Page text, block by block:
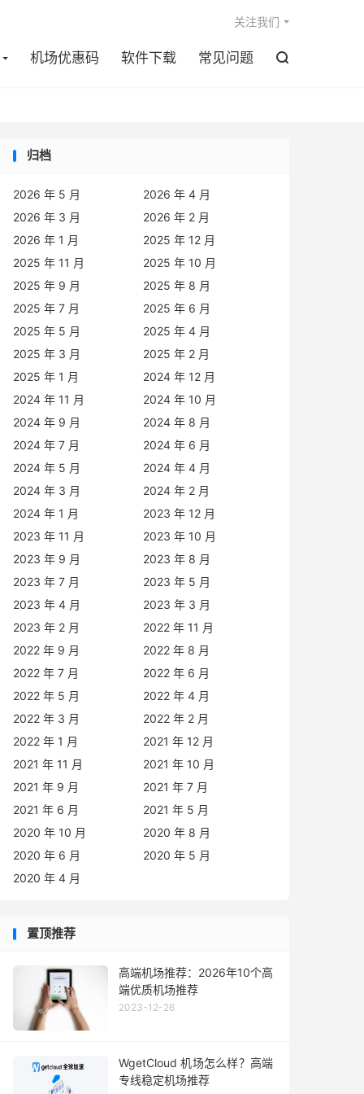
机场优惠码 软件下载 常见问题 
关注我们
归档
2026 年 5 月
2026 年 4 月
2026 年 3 月
2026 年 2 月
2026 年 1 月
2025 年 12 月
2025 年 11 月
2025 年 10 月
2025 年 9 月
2025 年 8 月
2025 年 7 月
2025 年 6 月
2025 年 5 月
2025 年 4 月
2025 年 3 月
2025 年 2 月
2025 年 1 月
2024 年 12 月
2024 年 11 月
2024 年 10 月
2024 年 9 月
2024 年 8 月
2024 年 7 月
2024 年 6 月
2024 年 5 月
2024 年 4 月
2024 年 3 月
2024 年 2 月
2024 年 1 月
2023 年 12 月
2023 年 11 月
2023 年 10 月
2023 年 9 月
2023 年 8 月
2023 年 7 月
2023 年 5 月
2023 年 4 月
2023 年 3 月
2023 年 2 月
2022 年 11 月
2022 年 9 月
2022 年 8 月
2022 年 7 月
2022 年 6 月
2022 年 5 月
2022 年 4 月
2022 年 3 月
2022 年 2 月
2022 年 1 月
2021 年 12 月
2021 年 11 月
2021 年 10 月
2021 年 9 月
2021 年 7 月
2021 年 6 月
2021 年 5 月
2020 年 10 月
2020 年 8 月
2020 年 6 月
2020 年 5 月
2020 年 4 月
置顶推荐
高端机场推荐：2026年10个高
端优质机场推荐
2023-12-26
WgetCloud 机场怎么样？高端
专线稳定机场推荐